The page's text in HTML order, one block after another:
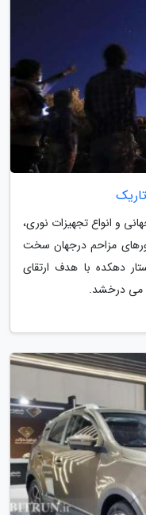
و انواع تجهیزات نوری،
مزاحم درجهان سخت
دهکده با هدف ارتقای
می درخشد.